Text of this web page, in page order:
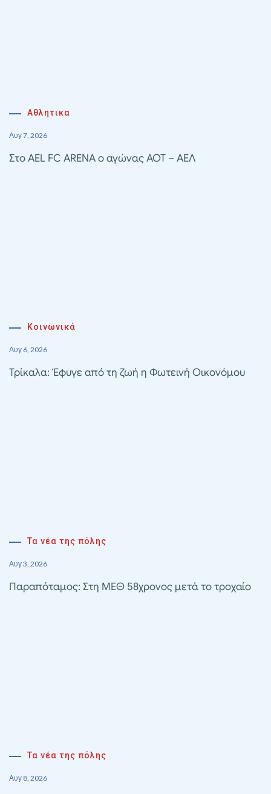
Αθλητικα
Αυγ 7, 2026
Στο AEL FC ARENA ο αγώνας ΑΟΤ – ΑΕΛ
Κοινωνικά
Αυγ 6, 2026
Τρίκαλα: Έφυγε από τη ζωή η Φωτεινή Οικονόμου
Τα νέα της πόλης
Αυγ 3, 2026
Παραπόταμος: Στη ΜΕΘ 58χρονος μετά το τροχαίο
Τα νέα της πόλης
Αυγ 8, 2026